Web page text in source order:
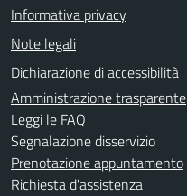
Informativa privacy
Note legali
Dichiarazione di accessibilità
Amministrazione trasparente
Leggi le FAQ
Segnalazione disservizio
Prenotazione appuntamento
Richiesta d'assistenza